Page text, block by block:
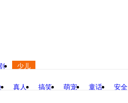
少儿
真人 搞笑 萌宠 童话 安全